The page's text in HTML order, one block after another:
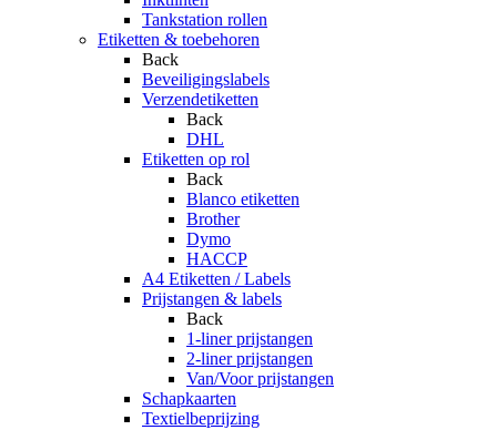
Tankstation rollen
Etiketten & toebehoren
Back
Beveiligingslabels
Verzendetiketten
Back
DHL
Etiketten op rol
Back
Blanco etiketten
Brother
Dymo
HACCP
A4 Etiketten / Labels
Prijstangen & labels
Back
1-liner prijstangen
2-liner prijstangen
Van/Voor prijstangen
Schapkaarten
Textielbeprijzing